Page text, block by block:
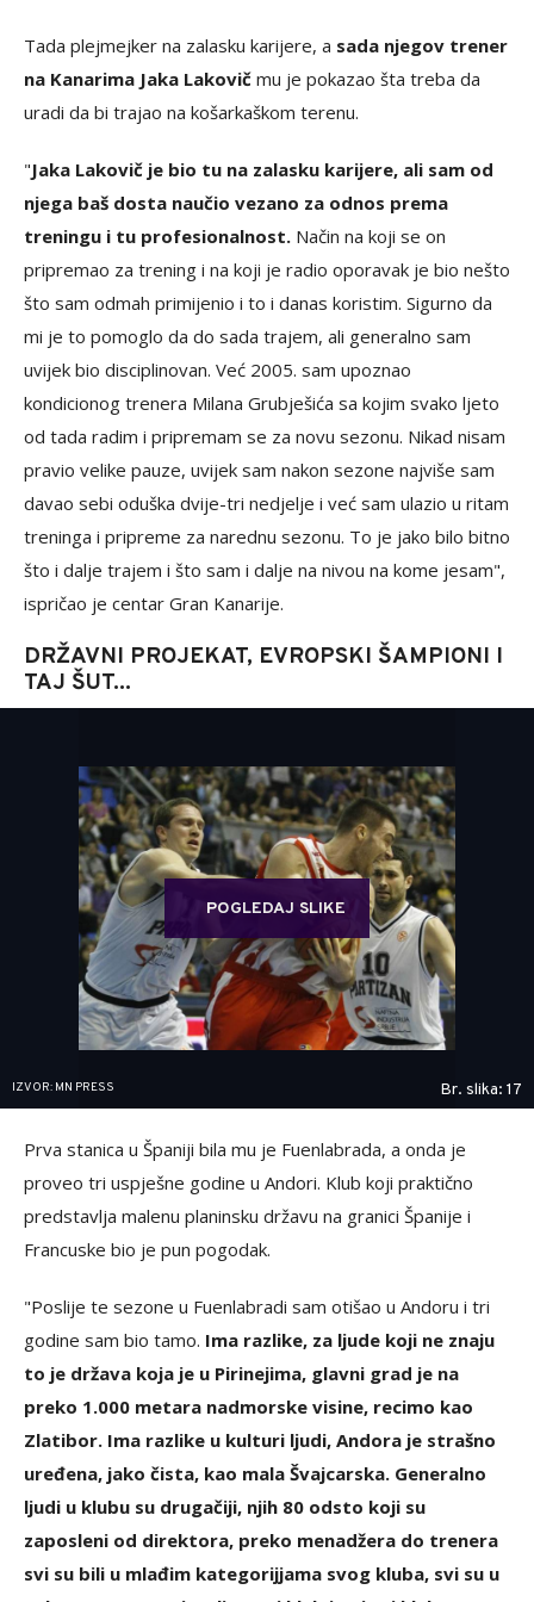
Tada plejmejker na zalasku karijere, a sada njegov trener
na Kanarima Jaka Lakovič mu je pokazao šta treba da
uradi da bi trajao na košarkaškom terenu.
"Jaka Lakovič je bio tu na zalasku karijere, ali sam od
njega baš dosta naučio vezano za odnos prema
treningu i tu profesionalnost. Način na koji se on
pripremao za trening i na koji je radio oporavak je bio nešto
što sam odmah primijenio i to i danas koristim. Sigurno da
mi je to pomoglo da do sada trajem, ali generalno sam
uvijek bio disciplinovan. Već 2005. sam upoznao
kondicionog trenera Milana Grubješića sa kojim svako ljeto
od tada radim i pripremam se za novu sezonu. Nikad nisam
pravio velike pauze, uvijek sam nakon sezone najviše sam
davao sebi oduška dvije-tri nedjelje i već sam ulazio u ritam
treninga i pripreme za narednu sezonu. To je jako bilo bitno
što i dalje trajem i što sam i dalje na nivou na kome jesam",
ispričao je centar Gran Kanarije.
DRŽAVNI PROJEKAT, EVROPSKI ŠAMPIONI I
TAJ ŠUT...
POGLEDAJ SLIKE
IZVOR: MN PRESS Br. slika: 17
Prva stanica u Španiji bila mu je Fuenlabrada, a onda je
proveo tri uspješne godine u Andori. Klub koji praktično
predstavlja malenu planinsku državu na granici Španije i
Francuske bio je pun pogodak.
"Poslije te sezone u Fuenlabradi sam otišao u Andoru i tri
godine sam bio tamo. Ima razlike, za ljude koji ne znaju
to je država koja je u Pirinejima, glavni grad je na
preko 1.000 metara nadmorske visine, recimo kao
Zlatibor. Ima razlike u kulturi ljudi, Andora je strašno
uređena, jako čista, kao mala Švajcarska. Generalno
ljudi u klubu su drugačiji, njih 80 odsto koji su
zaposleni od direktora, preko menadžera do trenera
svi su bili u mlađim kategorijjama svog kluba, svi su u